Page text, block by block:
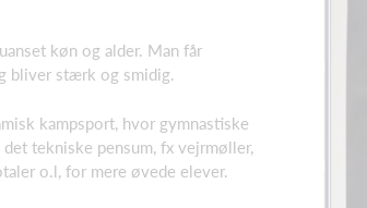
køn og alder. Man får
bliver stærk og smidig.
kampsport, hvor gymnastiske
tekniske pensum, fx vejrmøller,
o.l, for mere øvede elever.